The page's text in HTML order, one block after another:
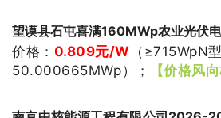
望谟县石屯喜满160MWp农业光伏
价格： 0.809元/W
（≥715WpN
50.000665MWp） ； 【价格风